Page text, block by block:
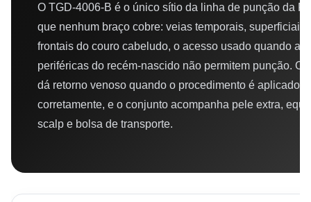
O TGD-4006-B é o único sítio da linha de punção da
que nenhum braço cobre: veias temporais, superficiais
frontais do couro cabeludo, o acesso usado quando as
periféricas do recém-nascido não permitem punção. O
dá retorno venoso quando o procedimento é aplicado
corretamente, e o conjunto acompanha pele extra,
scalp e bolsa de transporte.